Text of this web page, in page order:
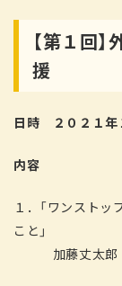
【第１回
援
日時 ２０２１年
内容
１．「ワンスト
こと」
加藤丈太郎